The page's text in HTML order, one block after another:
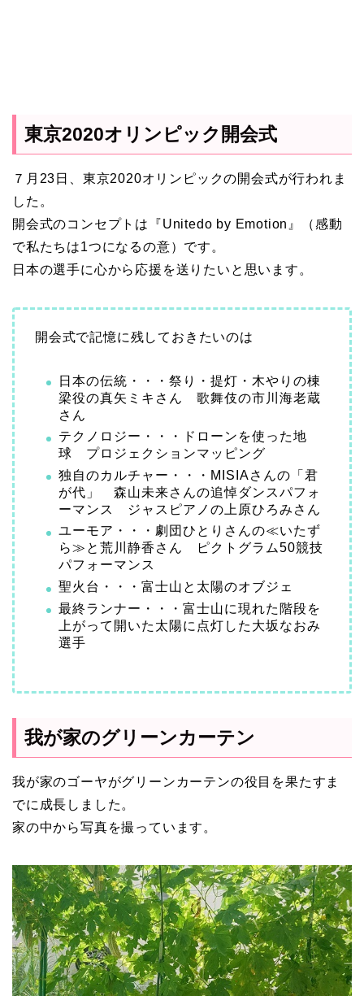
東京2020オリンピック開会式
７月23日、東京2020オリンピックの開会式が行われま
した。
開会式のコンセプトは『Unitedo by Emotion』（感動
で私たちは1つになるの意）です。
日本の選手に心から応援を送りたいと思います。
開会式で記憶に残しておきたいのは
日本の伝統・・・祭り・提灯・木やりの棟
梁役の真矢ミキさん 歌舞伎の市川海老蔵
さん
テクノロジー・・・ドローンを使った地
球 プロジェクションマッピング
独自のカルチャー・・・MISIAさんの「君
が代」 森山未来さんの追悼ダンスパフォ
ーマンス ジャスピアノの上原ひろみさん
ユーモア・・・劇団ひとりさんの≪いたず
ら≫と荒川静香さん ピクトグラム50競技
パフォーマンス
聖火台・・・富士山と太陽のオブジェ
最終ランナー・・・富士山に現れた階段を
上がって開いた太陽に点灯した大坂なおみ
選手
我が家のグリーンカーテン
我が家のゴーヤがグリーンカーテンの役目を果たすま
でに成長しました。
家の中から写真を撮っています。